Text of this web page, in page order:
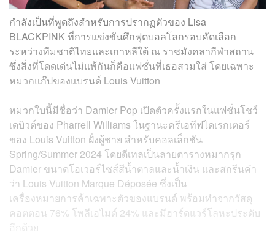
กำลังเป็นที่พูดถึงสำหรับการปรากฏตัวของ Lisa
BLACKPINK ที่การแข่งขันศึกฟุตบอลโลกรอบคัดเลือก
ระหว่างทีมชาติไทยและเกาหลีใต้ ณ ราชมังคลากีฬาสถาน
ซึ่งสิ่งที่โดดเด่นไม่แพ้กันก็คือแฟชั่นที่เธอสวมใส่ โดยเฉพาะ
หมวกแก๊ปของแบรนด์ Louis Vuitton
หมวกใบนี้มีชื่อว่า Damier Pop เปิดตัวครั้งแรกในแฟชั่นโชว์
เดบิวต์ของ Pharrell Williams ในฐานะครีเอทีฟไดเรกเตอร์
ของ Louis Vuitton ฝั่งผู้ชาย สำหรับคอลเล็กชัน
Spring/Summer 2024 โดยดีเทลเป็นลายตารางหมากรุก
Damier ขนาดโอเวอร์ไซส์สีน้ำตาลและน้ำเงิน และสกรีนคำ
ว่า Louis Vuitton Marque Déposée ซึ่งเป็น
เครื่องหมายการค้าเฉพาะตัวของแบรนด์ พร้อมทำจากวัสดุ
คอตตอน 76% โพลีเอไมด์ 24% และมีฮาร์ดแวร์โลหะประดับ
อีกด้วย